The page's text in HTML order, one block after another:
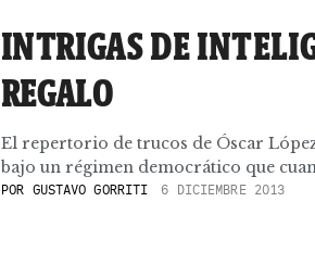
INTRIGAS DE
REGALO
El repertorio de trucos de Óscar
bajo un régimen democrático que
POR GUSTAVO GORRITI 6 DICIEMBRE 2013